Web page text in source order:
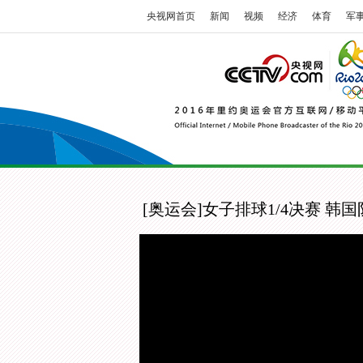
央视网首页 新闻 视频 经济 体育 军
[奥运会]女子排球1/4决赛 韩国